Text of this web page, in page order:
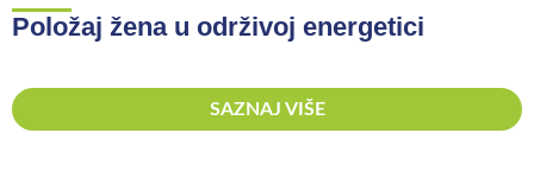
Položaj žena u održivoj energetici
SAZNAJ VIŠE